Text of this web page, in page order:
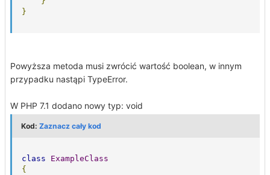
}
Powyższa metoda musi zwrócić wartość boolean, w innym
przypadku nastąpi TypeError.
W PHP 7.1 dodano nowy typ: void
Kod: Zaznacz cały kod
class
ExampleClass
{